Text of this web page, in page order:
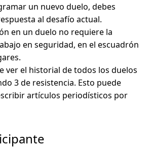
un nuevo duelo, debes
al desafío actual.
en un duelo no requiere la
en seguridad, en el escuadrón
ver el historial de todos los duelos
3 de resistencia. Esto puede
artículos periodísticos por